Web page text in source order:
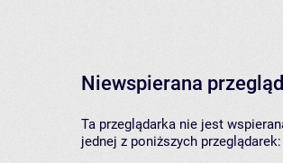
Niewspierana
Ta przeglądarka nie jest
jednej z poniższych przeglądarek: